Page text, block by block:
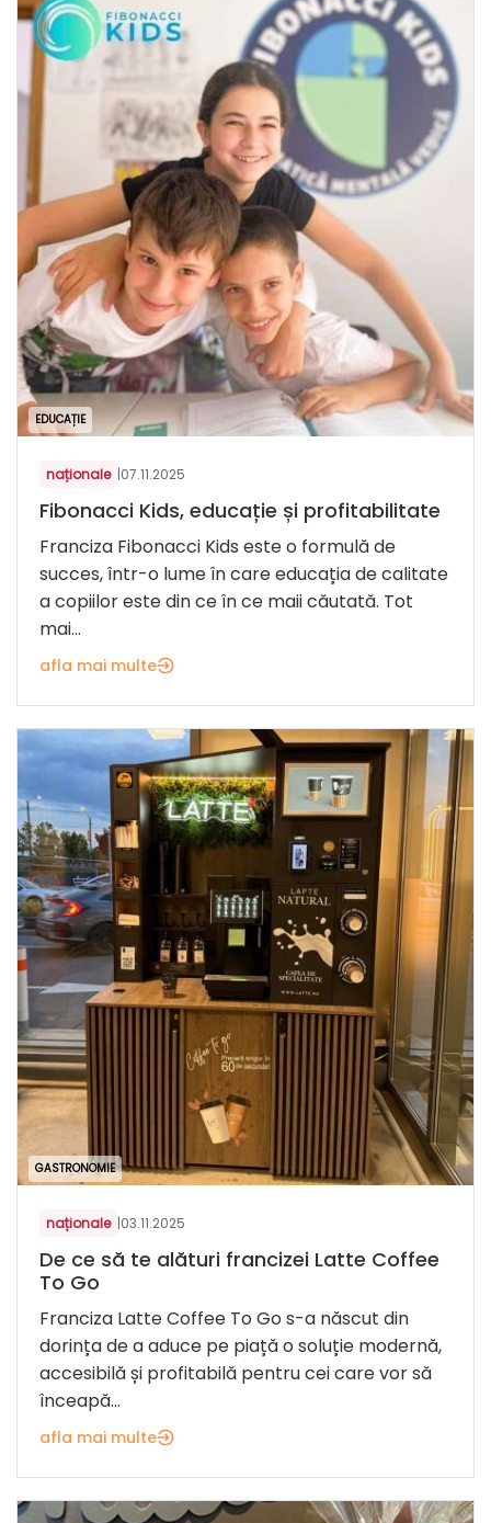
EDUCAȚIE
naționale |07.11.2025
Fibonacci Kids, educație și profitabilitate
Franciza Fibonacci Kids este o formulă de
succes, într-o lume în care educația de calitate
a copiilor este din ce în ce maii căutată. Tot
mai...
afla mai multe
GASTRONOMIE
naționale |03.11.2025
De ce să te alături francizei Latte Coffee
To Go
Franciza Latte Coffee To Go s-a născut din
dorința de a aduce pe piață o soluție modernă,
accesibilă și profitabilă pentru cei care vor să
înceapă...
afla mai multe